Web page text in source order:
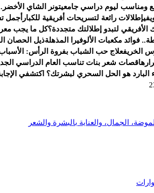
ومناسب ليوم دراسي جامعيتونر الشاي
إطلالات رائعة لتسريحات أفريقية للكبار أجمل
لتبدو إطلالتك متجددة؟كل ما يجب
فوائد مكعبات الألوفيرا المذهلةذيل الحصان
الخريفعلاج حب الشباب بفروة الرأس: الأسباب
قصات شعر بنات تناسب العام الدراسي
البارد هو الحل السحري لبشرتك؟ اكتشفي
بالبشرة والشعر